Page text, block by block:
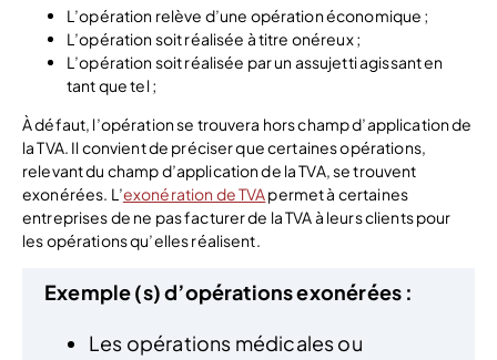
L’opération relève d’une opération économique ;
L’opération soit réalisée à titre onéreux ;
L’opération soit réalisée par un assujetti agissant en
tant que tel ;
À défaut, l’opération se trouvera hors champ d’application de
la TVA. Il convient de préciser que certaines opérations,
relevant du champ d’application de la TVA, se trouvent
exonérées. L’exonération de TVApermet à certaines
entreprises de ne pas facturer de la TVA à leurs clients pour
les opérations qu’elles réalisent.
Exemple (s) d’opérations exonérées :
Les opérations médicales ou